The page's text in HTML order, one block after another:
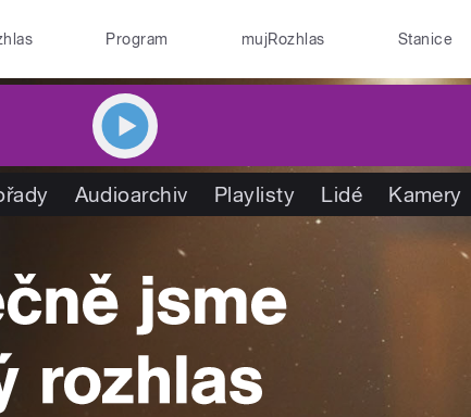
Program mujRozhlas Stanice
Audioarchiv Playlisty Lidé Kamery